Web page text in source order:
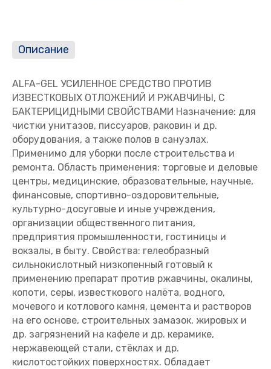
Описание
ALFA-GEL УСИЛЕННОЕ СРЕДСТВО ПРОТИВ
ИЗВЕСТКОВЫХ ОТЛОЖЕНИЙ И РЖАВЧИНЫ, С
БАКТЕРИЦИДНЫМИ СВОЙСТВАМИ Назначение: для
чистки унитазов, писсуаров, раковин и др.
оборудования, а также полов в санузлах.
Применимо для уборки после строительства и
ремонта. Область применения: торговые и деловые
центры, медицинские, образовательные, научные,
финансовые, спортивно-оздоровительные,
культурно-досуговые и иные учреждения,
организации общественного питания,
предприятия промышленности, гостиницы и
вокзалы, в быту. Свойства: гелеобразный
сильнокислотный низкопенный готовый к
применению препарат против ржавчины, окалины,
копоти, серы, известкового налёта, водного,
мочевого и котлового камня, цемента и растворов
на его основе, строительных замазок, жировых и
др. загрязнений на кафеле и др. керамике,
нержавеющей стали, стёклах и др.
кислотостойких поверхностях. Обладает